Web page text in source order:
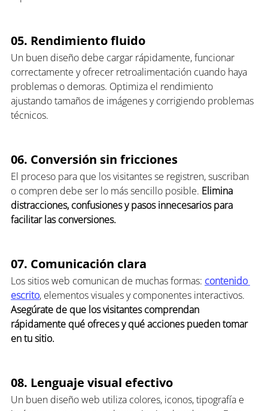
05. Rendimiento fluido
Un buen diseño debe cargar rápidamente, funcionar
correctamente y ofrecer retroalimentación cuando haya
problemas o demoras. Optimiza el rendimiento
ajustando tamaños de imágenes y corrigiendo problemas
técnicos.
06. Conversión sin fricciones
El proceso para que los visitantes se registren, suscriban
o compren debe ser lo más sencillo posible. Elimina
distracciones, confusiones y pasos innecesarios para
facilitar las conversiones.
07. Comunicación clara
Los sitios web comunican de muchas formas: contenido
escrito, elementos visuales y componentes interactivos.
Asegúrate de que los visitantes comprendan
rápidamente qué ofreces y qué acciones pueden tomar
en tu sitio.
08. Lenguaje visual efectivo
Un buen diseño web utiliza colores, iconos, tipografía e